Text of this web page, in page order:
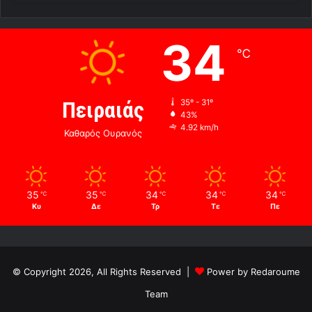
Πειραιάς
Καθαρός Ουρανός
34 ℃
35º - 31º
43%
4.92 km/h
35 ℃
Κυ
35 ℃
Δε
34 ℃
Τρ
34 ℃
Τε
34 ℃
Πε
© Copyright 2026, All Rights Reserved |
Power by Redaroume
Team